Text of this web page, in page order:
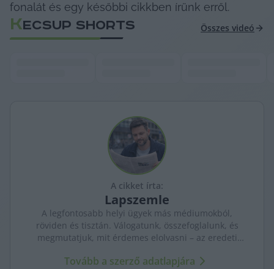
fonalát és egy későbbi cikkben írünk erről.
KECSUP SHORTS Összes videó
A cikket írta:
Lapszemle
A legfontosabb helyi ügyek más médiumokból,
röviden és tisztán. Válogatunk, összefoglalunk, és
megmutatjuk, mit érdemes elolvasni – az eredeti
Tovább a szerző adatlapjára